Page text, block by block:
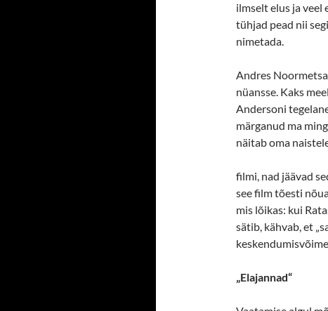
ilmselt elus ja veel
tühjad pead nii
nimetada.
Andres
nüansse. Kaks
Andersoni
märganud ma
näitab oma
filmi, nad jäävad
see film tõesti
mis lõikas: kui
sätib, kähvab, et
„Elajannad“